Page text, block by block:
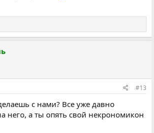
#13
с нами? Все уже давно
него, а ты опять свой некрономикон